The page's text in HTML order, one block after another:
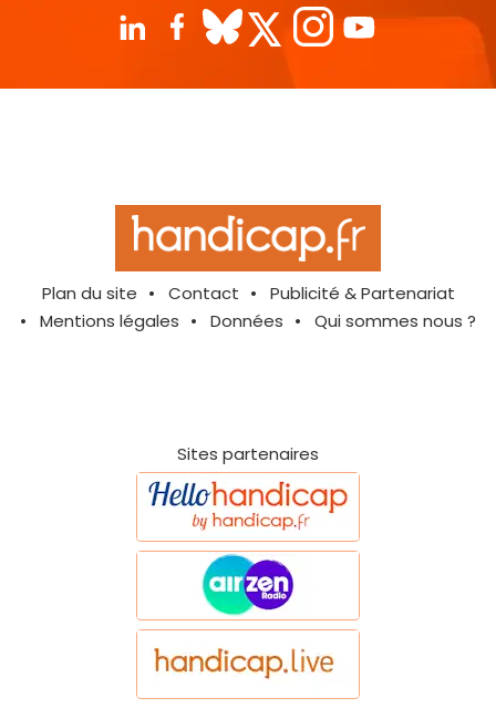
Plan du site Contact
Publicité & Partenariat
Mentions légales
Données Qui sommes nous ?
Sites partenaires